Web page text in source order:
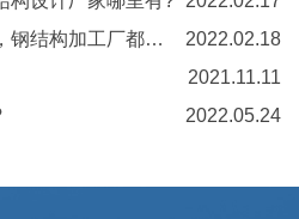
钢结构加工属于什么行业，钢结构加工厂都要哪些设备？
2022.02.18
2021.11.11
2022.05.24